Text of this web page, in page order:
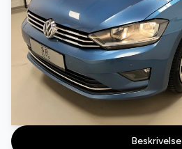
Beskrivelse